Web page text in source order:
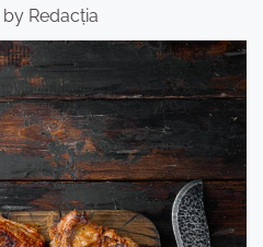
by Redacția